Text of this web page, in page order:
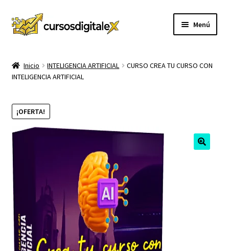
Ir
a
Ir
al
Menú
TIENDA
CURSOS
hijo
MEMBRESIA
MI CUENTA
CARRITO
CONTACTO
Inicio INTELIGENCIA ARTIFICIAL
CURSO CREA TU CURSO CON
INTELIGENCIA ARTIFICIAL
¡OFERTA!